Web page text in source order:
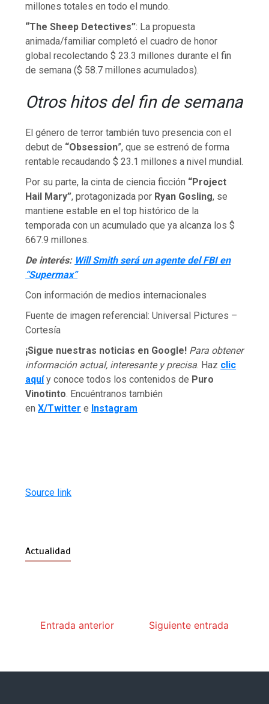
millones totales en todo el mundo.
“The Sheep Detectives”: La propuesta
animada/familiar completó el cuadro de honor
global recolectando $ 23.3 millones durante el fin
de semana ($ 58.7 millones acumulados).
Otros hitos del fin de semana
El género de terror también tuvo presencia con el
debut de “Obsession”, que se estrenó de forma
rentable recaudando $ 23.1 millones a nivel mundial.
Por su parte, la cinta de ciencia ficción “Project
Hail Mary”, protagonizada por Ryan Gosling, se
mantiene estable en el top histórico de la
temporada con un acumulado que ya alcanza los $
667.9 millones.
De interés: Will Smith será un agente del FBI en
“Supermax”
Con información de medios internacionales
Fuente de imagen referencial: Universal Pictures –
Cortesía
¡Sigue nuestras noticias en Google! Para obtener
información actual, interesante y precisa. Haz clic
aquíy conoce todos los contenidos de Puro
Vinotinto. Encuéntranos también
enX/Twitter e Instagram
Source link
Actualidad
Entrada anterior Siguiente entrada